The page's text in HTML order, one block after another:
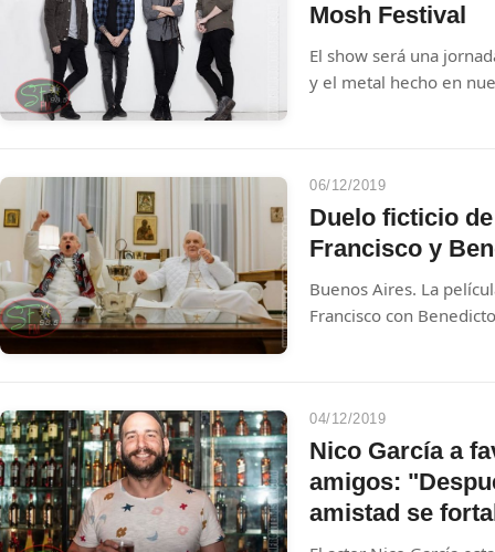
Mosh Festival
El show será una
y el metal hecho en
06/12/2019
Duelo ficticio
Francisco y
Buenos Aires. La
Francisco con
Netflix.
04/12/2019
Nico García a
amigos:
amistad se